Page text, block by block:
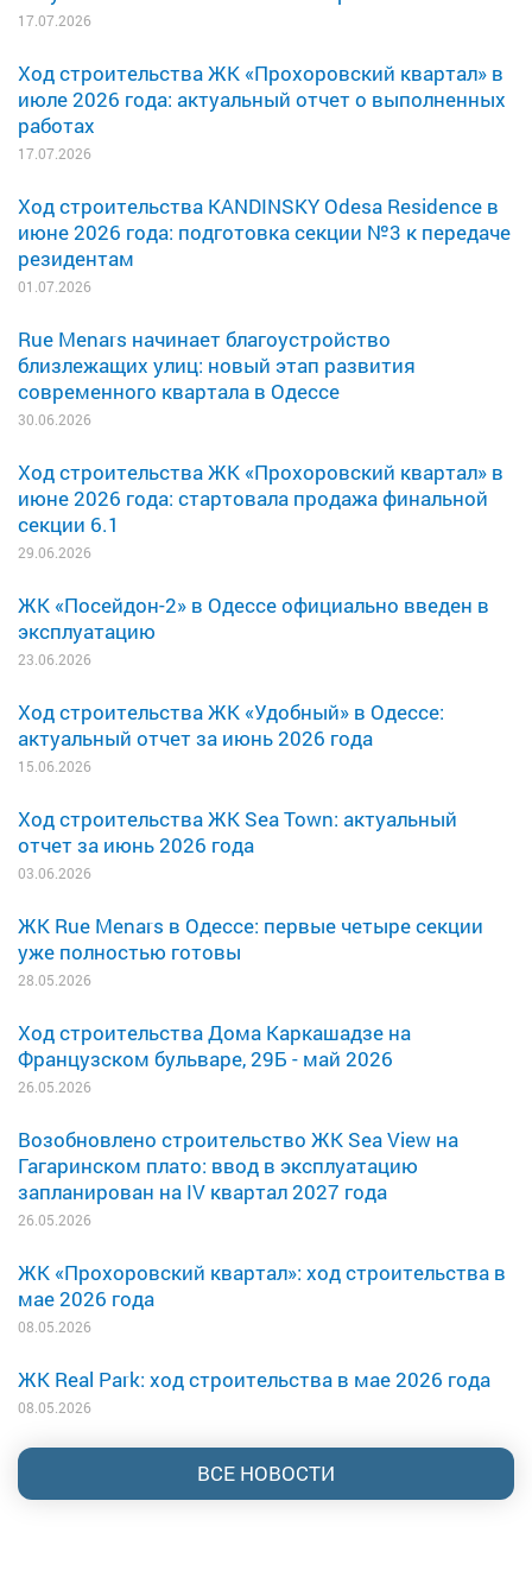
17.07.2026
Ход строительства ЖК «Прохоровский квартал» в
июле 2026 года: актуальный отчет о выполненных
работах
17.07.2026
Ход строительства KANDINSKY Odesa Residence в
июне 2026 года: подготовка секции №3 к передаче
резидентам
01.07.2026
Rue Menars начинает благоустройство
близлежащих улиц: новый этап развития
современного квартала в Одессе
30.06.2026
Ход строительства ЖК «Прохоровский квартал» в
июне 2026 года: стартовала продажа финальной
секции 6.1
29.06.2026
ЖК «Посейдон-2» в Одессе официально введен в
эксплуатацию
23.06.2026
Ход строительства ЖК «Удобный» в Одессе:
актуальный отчет за июнь 2026 года
15.06.2026
Ход строительства ЖК Sea Town: актуальный
отчет за июнь 2026 года
03.06.2026
ЖК Rue Menars в Одессе: первые четыре секции
уже полностью готовы
28.05.2026
Ход строительства Дома Каркашадзе на
Французском бульваре, 29Б - май 2026
26.05.2026
Возобновлено строительство ЖК Sea View на
Гагаринском плато: ввод в эксплуатацию
запланирован на IV квартал 2027 года
26.05.2026
ЖК «Прохоровский квартал»: ход строительства в
мае 2026 года
08.05.2026
ЖК Real Park: ход строительства в мае 2026 года
08.05.2026
ВСЕ НОВОСТИ